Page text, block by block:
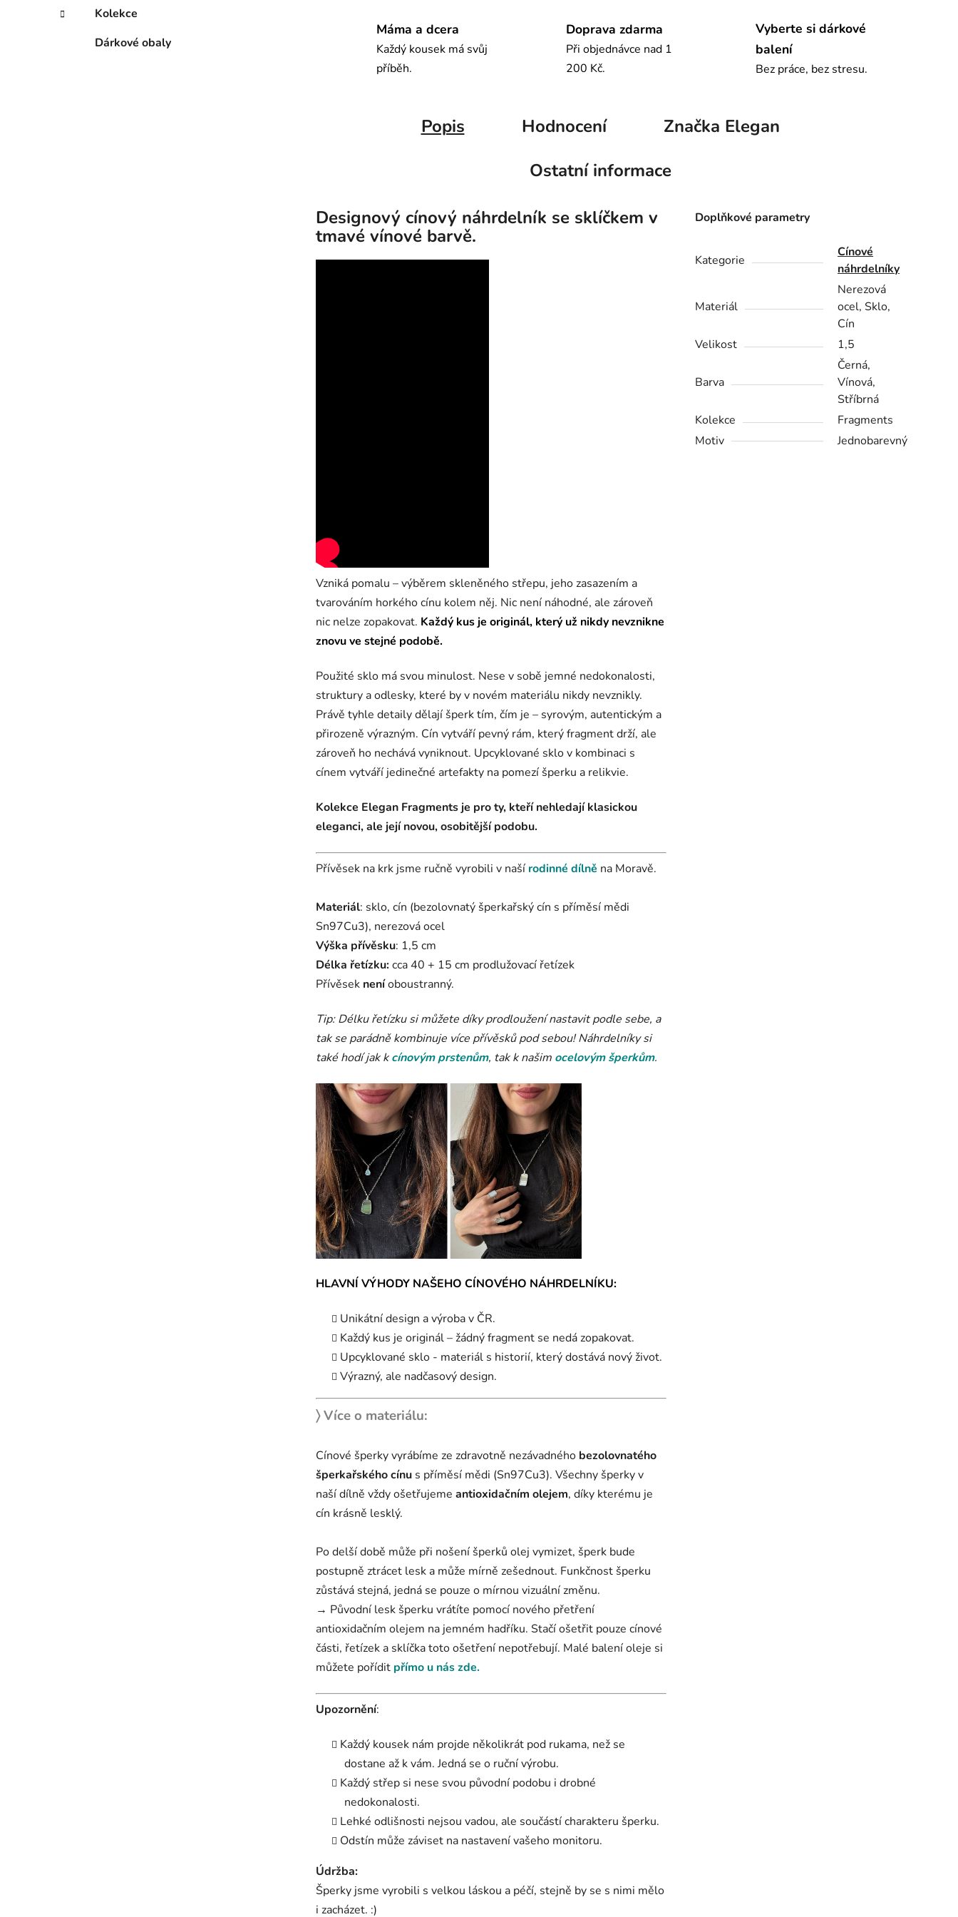
Kolekce
Dárkové obaly
Máma a dcera
Každý kousek má svůj
příběh.
Doprava zdarma
Při objednávce nad 1
200 Kč.
Vyberte si dárkové
balení
Bez práce, bez stresu.
Popis Hodnocení Značka Elegan
Ostatní informace
Designový cínový náhrdelník se sklíčkem v
tmavé vínové barvě.
Vzniká pomalu – výběrem skleněného střepu, jeho zasazením a
tvarováním horkého cínu kolem něj. Nic není náhodné, ale zároveň
nic nelze zopakovat. Každý kus je originál, který už nikdy nevznikne
znovu ve stejné podobě.
Použité sklo má svou minulost. Nese v sobě jemné nedokonalosti,
struktury a odlesky, které by v novém materiálu nikdy nevznikly.
Právě tyhle detaily dělají šperk tím, čím je – syrovým, autentickým a
přirozeně výrazným. Cín vytváří pevný rám, který fragment drží, ale
zároveň ho nechává vyniknout. Upcyklované sklo v kombinaci s
cínem vytváří jedinečné artefakty na pomezí šperku a relikvie.
Kolekce Elegan Fragments je pro ty, kteří nehledají klasickou
eleganci, ale její novou, osobitější podobu.
Přívěsek na krk jsme ručně vyrobili v naší rodinné dílně na Moravě.
Materiál: sklo, cín (bezolovnatý šperkařský cín s příměsí mědi
Sn97Cu3), nerezová ocel
Výška přívěsku: 1,5 cm
Délka řetízku:cca 40 + 15 cm prodlužovací řetízek
Přívěsek neníoboustranný.
Tip: Délku řetízku si můžete díky prodloužení nastavit podle sebe, a
tak se parádně kombinuje více přívěsků pod sebou! Náhrdelníky si
také hodí jak kcínovým prstenům, tak k našim ocelovým šperkům.
HLAVNÍ VÝHODY NAŠEHO CÍNOVÉHO NÁHRDELNÍKU:
Unikátní design a výroba v ČR.
Každý kus je originál – žádný fragment se nedá zopakovat.
Upcyklované sklo - materiál s historií, který dostává nový život.
Výrazný, ale nadčasový design.
〉 Více o materiálu:
Cínové šperky vyrábíme ze zdravotně nezávadného bezolovnatého
šperkařského cínu s příměsí mědi (Sn97Cu3). Všechny šperky v
naší dílně vždy ošetřujeme antioxidačním olejem, díky kterému je
cín krásně lesklý.
Po delší době může při nošení šperků olej vymizet, šperk bude
postupně ztrácet lesk a může mírně zešednout. Funkčnost šperku
zůstává stejná, jedná se pouze o mírnou vizuální změnu.
→ Původní lesk šperku vrátíte pomocí nového přetření
antioxidačním olejem na jemném hadříku. Stačí ošetřit pouze cínové
části, řetízek a sklíčka toto ošetření nepotřebují. Malé balení oleje si
můžete pořídit přímo u nás zde.
Upozornění:
Každý kousek nám projde několikrát pod rukama, než se
dostane až k vám. Jedná se o ruční výrobu.
Každý střep si nese svou původní podobu i drobné
nedokonalosti.
Lehké odlišnosti nejsou vadou, ale součástí charakteru šperku.
Odstín může záviset na nastavení vašeho monitoru.
Údržba:
Šperky jsme vyrobili s velkou láskou a péčí, stejně by se s nimi mělo
i zacházet. :)
Doplňkové parametry
Kategorie
Cínové
náhrdelníky
Materiál
Nerezová
ocel, Sklo,
Cín
Velikost
1,5
Barva
Černá,
Vínová,
Stříbrná
Kolekce
Fragments
Motiv
Jednobarevný